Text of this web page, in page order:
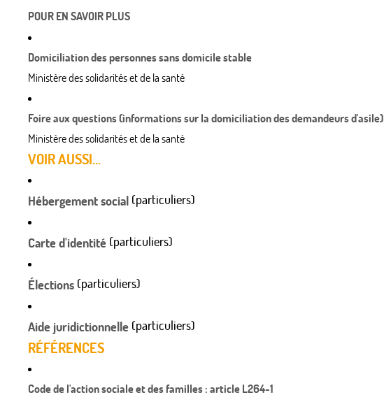
POUR EN SAVOIR PLUS
Domiciliation des personnes sans domicile stable
Ministère des solidarités et de la santé
Foire aux questions (informations sur la domiciliation des demandeurs d'asile)
Ministère des solidarités et de la santé
VOIR AUSSI...
Hébergement social (particuliers)
Carte d'identité (particuliers)
Élections (particuliers)
Aide juridictionnelle (particuliers)
RÉFÉRENCES
Code de l'action sociale et des familles : article L264-1